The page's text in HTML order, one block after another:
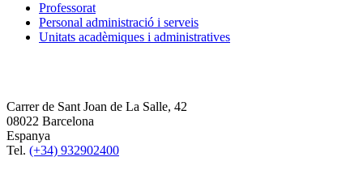
Professorat
Personal administració i serveis
Unitats acadèmiques i administratives
Carrer de Sant Joan de La Salle, 42
08022 Barcelona
Espanya
Tel. (+34) 932902400